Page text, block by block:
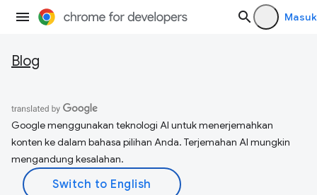
Masuk
Blog
Google menggunakan teknologi AI untuk menerjemahkan
konten ke dalam bahasa pilihan Anda. Terjemahan AI mungkin
mengandung kesalahan.